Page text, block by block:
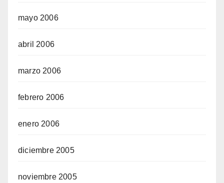
mayo 2006
abril 2006
marzo 2006
febrero 2006
enero 2006
diciembre 2005
noviembre 2005